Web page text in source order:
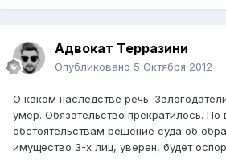
Адвокат Терразини
Опубликовано 5 Октября 2012
О каком наследстве речь.
умер. Обязательство прекратилось.
обстоятельствам решение суда об
имущество 3-х лиц, уверен, будет